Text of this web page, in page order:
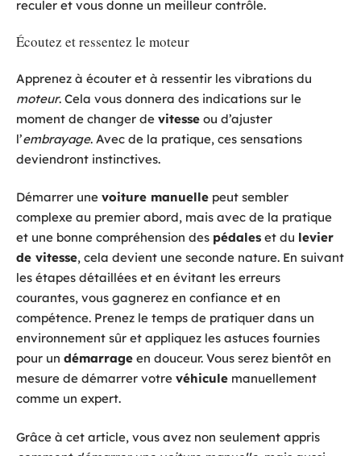
reculer et vous donne un meilleur contrôle.
Écoutez et ressentez le moteur
Apprenez à écouter et à ressentir les vibrations du
moteur. Cela vous donnera des indications sur le
moment de changer de vitesse ou d’ajuster
l’embrayage. Avec de la pratique, ces sensations
deviendront instinctives.
Démarrer une voiture manuelle peut sembler
complexe au premier abord, mais avec de la pratique
et une bonne compréhension des pédales et du levier
de vitesse, cela devient une seconde nature. En suivant
les étapes détaillées et en évitant les erreurs
courantes, vous gagnerez en confiance et en
compétence. Prenez le temps de pratiquer dans un
environnement sûr et appliquez les astuces fournies
pour un démarrage en douceur. Vous serez bientôt en
mesure de démarrer votre véhicule manuellement
comme un expert.
Grâce à cet article, vous avez non seulement appris